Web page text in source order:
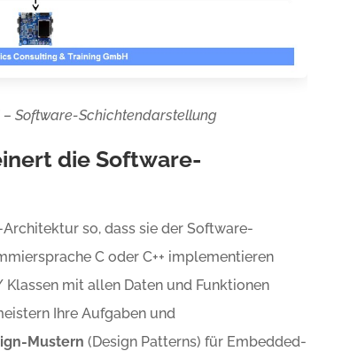
Software-Schichtendarstellung
die Software-
so, dass sie der Software-
C oder C++ implementieren
mit allen Daten und Funktionen
Ihre Aufgaben und
Mustern(Design Patterns) für Embedded-